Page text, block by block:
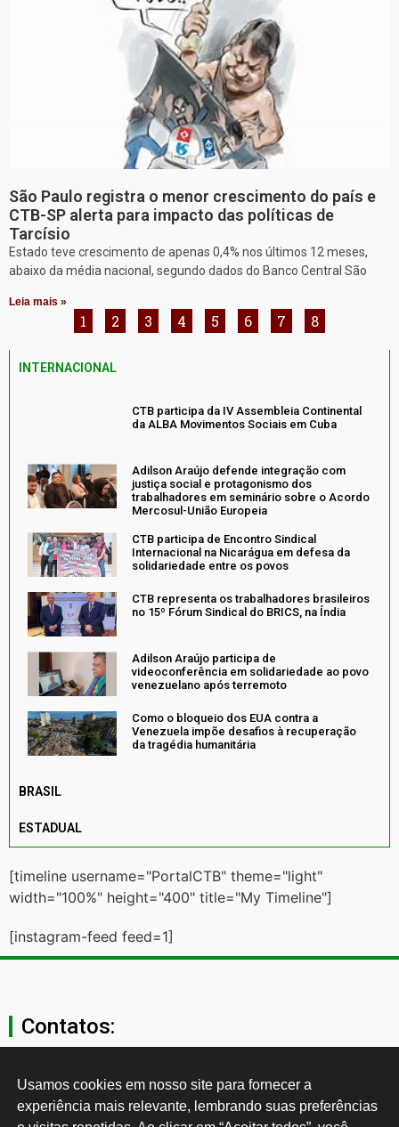
São Paulo registra o menor crescimento do país e
CTB-SP alerta para impacto das políticas de
Tarcísio
Estado teve crescimento de apenas 0,4% nos últimos 12 meses,
abaixo da média nacional, segundo dados do Banco Central São
Leia mais »
1 2 3 4 5 6 7 8
INTERNACIONAL
CTB participa da IV Assembleia Continental
da ALBA Movimentos Sociais em Cuba
Adilson Araújo defende integração com
justiça social e protagonismo dos
trabalhadores em seminário sobre o Acordo
Mercosul-União Europeia
CTB participa de Encontro Sindical
Internacional na Nicarágua em defesa da
solidariedade entre os povos
CTB representa os trabalhadores brasileiros
no 15º Fórum Sindical do BRICS, na Índia
Adilson Araújo participa de
videoconferência em solidariedade ao povo
venezuelano após terremoto
Como o bloqueio dos EUA contra a
Venezuela impõe desafios à recuperação
da tragédia humanitária
BRASIL
ESTADUAL
[timeline username="PortalCTB" theme="light"
width="100%" height="400" title="My Timeline"]
[instagram-feed feed=1]
Contatos:
secgeral@ctb.org.br
11 3874-0040
Usamos cookies em nosso site para fornecer a
experiência mais relevante, lembrando suas preferências